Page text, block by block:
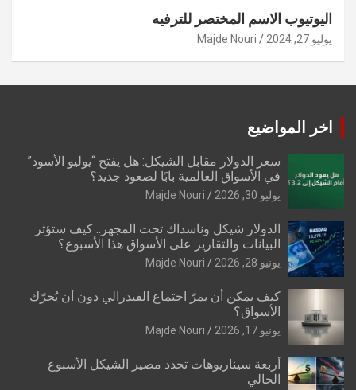
اليوتيوب الاسم المختصر للترفيه
يوليو 27, 2024 Majde Nouri
اخر المواضيع
سعر الدولار مقابل الشيكل: هل يفتح “يوليو الأسود”
في الأسواق العالمية بابًا لصعود جديد؟
يوليو 30, 2026 Majde Nouri
الدولار شيكل وناسداك تحت المجهر.. كيف ستؤثر
البيانات والتقارير على الأسواق هذا الأسبوع؟
يونيو 28, 2026 Majde Nouri
كيف يمكن أن يمرّ اجتماع الفيدرالي دون أن يُحرّك
الأسواق؟
يونيو 17, 2026 Majde Nouri
أربعة سيناريوهات تحدد مصير الشيكل الأسبوع
الحالي